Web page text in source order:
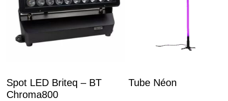
Spot LED Briteq – BT
Chroma800
Tube Néon